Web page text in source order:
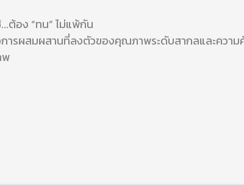
ต้อง “ทน” ไม่แพ้กัน
ารผสมผสานที่ลงตัวของคุณภาพระดับสากลและความ
พ